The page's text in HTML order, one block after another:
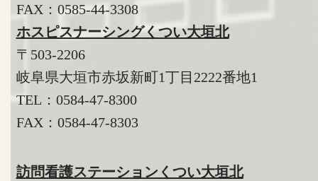
FAX：0585-44-3308
ホスピスナーシングくつい大垣北
〒503-2206
岐阜県大垣市赤坂新町1丁目2222番地1
TEL： 0584-47-8300
FAX：0584-47-8303
訪問看護ステーションくつい大垣北